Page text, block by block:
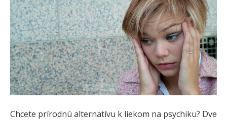
Chcete prírodnú alternatívu k liekom na psychiku? Dve